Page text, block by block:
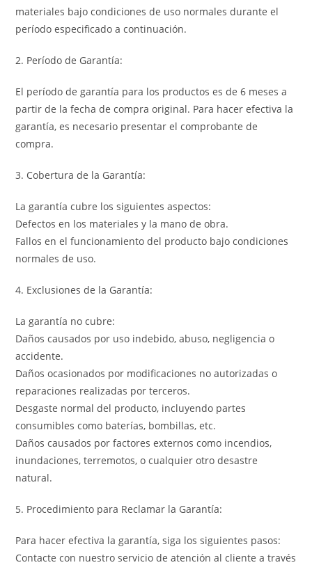
materiales bajo condiciones de uso normales durante el
período especificado a continuación.
2. Período de Garantía:
El período de garantía para los productos es de 6 meses a
partir de la fecha de compra original. Para hacer efectiva la
garantía, es necesario presentar el comprobante de
compra.
3. Cobertura de la Garantía:
La garantía cubre los siguientes aspectos:
Defectos en los materiales y la mano de obra.
Fallos en el funcionamiento del producto bajo condiciones
normales de uso.
4. Exclusiones de la Garantía:
La garantía no cubre:
Daños causados por uso indebido, abuso, negligencia o
accidente.
Daños ocasionados por modificaciones no autorizadas o
reparaciones realizadas por terceros.
Desgaste normal del producto, incluyendo partes
consumibles como baterías, bombillas, etc.
Daños causados por factores externos como incendios,
inundaciones, terremotos, o cualquier otro desastre
natural.
5. Procedimiento para Reclamar la Garantía:
Para hacer efectiva la garantía, siga los siguientes pasos:
Contacte con nuestro servicio de atención al cliente a través